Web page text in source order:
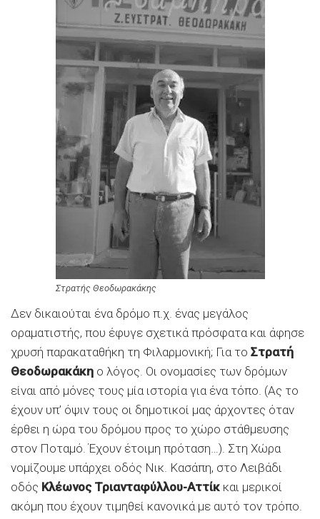
Στρατής Θεοδωρακάκης
Δεν δικαιούται ένα δρόμο π.χ. ένας μεγάλος
οραματιστής, που έφυγε σχετικά πρόσφατα και άφησε
χρυσή παρακαταθήκη τη Φιλαρμονική; Για το Στρατή
Θεοδωρακάκη ο λόγος. Οι ονομασίες των δρόμων
είναι από μόνες τους μία ιστορία για ένα τόπο. (Ας το
έχουν υπ’ όψιν τους οι δημοτικοί μας άρχοντες όταν
έρθει η ώρα του δρόμου προς το χώρο στάθμευσης
στον Ποταμό. Έχουν έτοιμη πρόταση…). Στη Χώρα
νομίζουμε υπάρχει οδός Νικ. Κασάπη, στο Λειβάδι
οδός Κλέωνος Τριανταφύλλου-Αττίκ και μερικοί
ακόμη που έχουν τιμηθεί κανονικά με αυτό τον τρόπο.